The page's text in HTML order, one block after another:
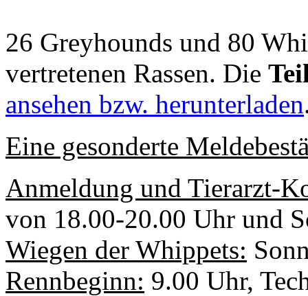
26 Greyhounds und 80
vertretenen Rassen. Die
ansehen bzw. herunterladen
Eine gesonderte
Anmeldung und Tierarzt-
von 18.00-20.00 Uhr und
Wiegen der Whippets:
Rennbeginn: 9.00 Uhr,